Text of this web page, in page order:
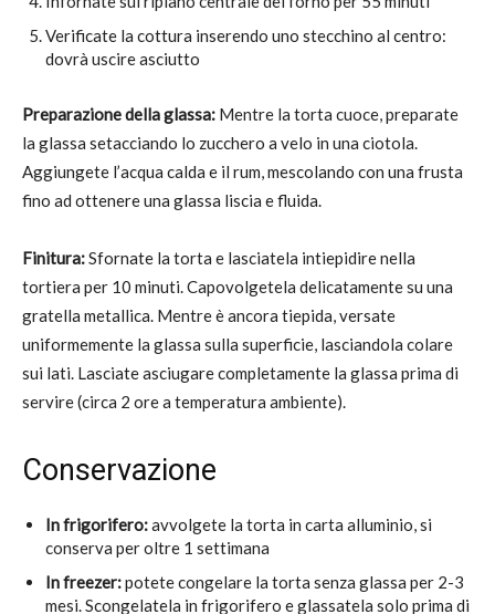
Verificate la cottura inserendo uno stecchino al centro:
dovrà uscire asciutto
Preparazione della glassa: Mentre la torta cuoce, preparate
la glassa setacciando lo zucchero a velo in una ciotola.
Aggiungete l’acqua calda e il rum, mescolando con una frusta
fino ad ottenere una glassa liscia e fluida.
Finitura:Sfornate la torta e lasciatela intiepidire nella
tortiera per 10 minuti. Capovolgetela delicatamente su una
gratella metallica. Mentre è ancora tiepida, versate
uniformemente la glassa sulla superficie, lasciandola colare
sui lati. Lasciate asciugare completamente la glassa prima di
servire (circa 2 ore a temperatura ambiente).
Conservazione
In frigorifero:avvolgete la torta in carta alluminio, si
conserva per oltre 1 settimana
In freezer:potete congelare la torta senza glassa per 2-3
mesi. Scongelatela in frigorifero e glassatela solo prima di